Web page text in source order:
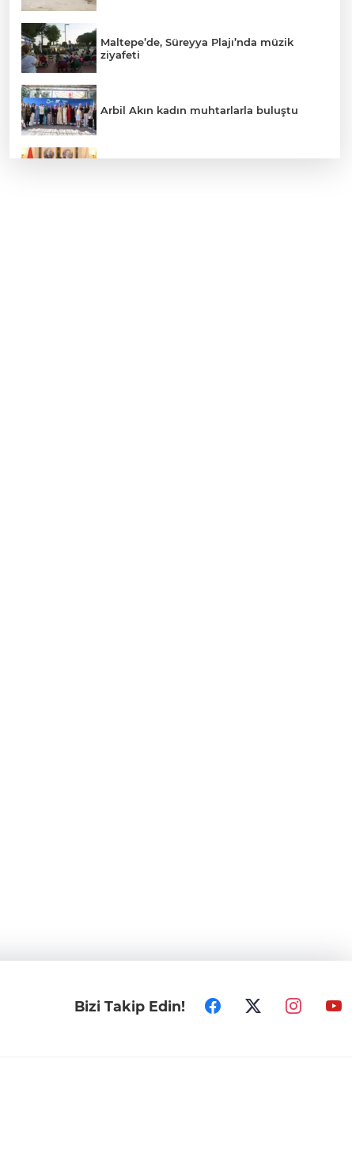
Maltepe’de, Süreyya Plajı’nda müzik
ziyafeti
Arbil Akın kadın muhtarlarla buluştu
Bizi Takip Edin!